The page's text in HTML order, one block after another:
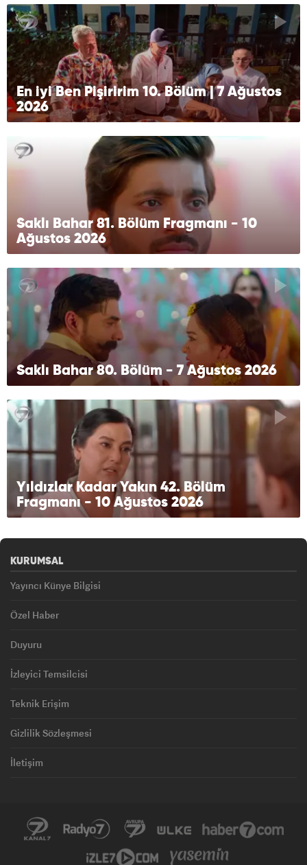
En iyi Ben Pişiririm 10. Bölüm | 7 Ağustos
2026
Saklı Bahar 81. Bölüm Fragmanı - 10
Ağustos 2026
Saklı Bahar 80. Bölüm - 7 Ağustos 2026
Yıldızlar Kadar Yakın 42. Bölüm
Fragmanı - 10 Ağustos 2026
KURUMSAL
Yayıncı Künye Bilgisi
Özel Haber
Duyuru
İzleyici Temsilcisi
Teknik Erişim
Gizlilik Sözleşmesi
İletişim